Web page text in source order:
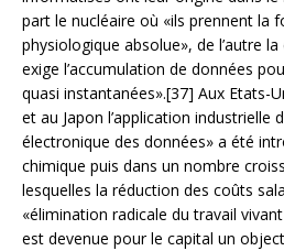
part le nucléaire où «ils prennent la
physiologique absolue», de l’autre
exige l’accumulation de données
quasi instantanées».[37] Aux Etats-
et au Japon l’application industrielle
électronique des données» a été
chimique puis dans un nombre
lesquelles la réduction des coûts
«élimination radicale du travail
est devenue pour le capital un